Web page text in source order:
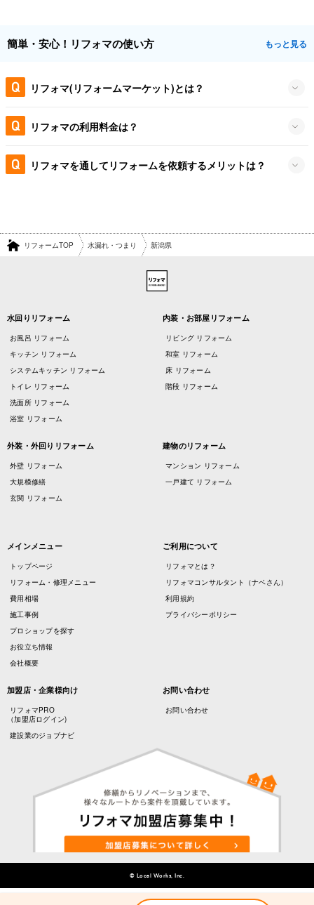
簡単・安心！リフォマの使い方 もっと見る
リフォマ(リフォームマーケット)とは？
リフォマの利用料金は？
リフォマを通してリフォームを依頼するメリットは？
リフォームTOP 水漏れ・つまり 新潟県
水回りリフォーム
お風呂 リフォーム
キッチン リフォーム
システムキッチン リフォーム
トイレ リフォーム
洗面所 リフォーム
浴室 リフォーム
内装・お部屋リフォーム
リビング リフォーム
和室 リフォーム
床 リフォーム
階段 リフォーム
外装・外回りリフォーム
外壁 リフォーム
大規模修繕
玄関 リフォーム
建物のリフォーム
マンション リフォーム
一戸建て リフォーム
メインメニュー
トップページ
リフォーム・修理メニュー
費用相場
施工事例
プロショップを探す
お役立ち情報
会社概要
ご利用について
リフォマとは？
リフォマコンサルタント（ナベさん）
利用規約
プライバシーポリシー
加盟店・企業様向け
リフォマPRO
（加盟店ログイン)
建設業のジョブナビ
お問い合わせ
お問い合わせ
© Local Works, Inc.